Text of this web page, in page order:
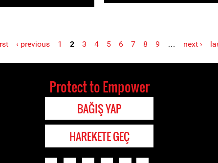
‹ previous 1 2 3 4 5 6 7 8 9 … next ›
Protect to Empower
BAĞIŞ YAP
HAREKETE GEÇ